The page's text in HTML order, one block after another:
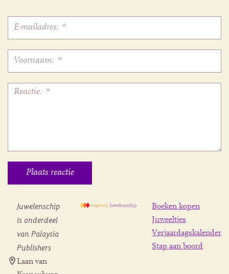
Juwelenschip
is onderdeel
van Palaysia
Publishers
Laan van
Boeken kopen
Juweeltjes
Verjaardagskalender
Stap aan boord